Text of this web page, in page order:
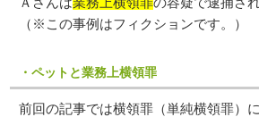
（※この事例はフィクションです。）
・ペットと業務上横領罪
前回の記事では横領罪（単純横領罪）